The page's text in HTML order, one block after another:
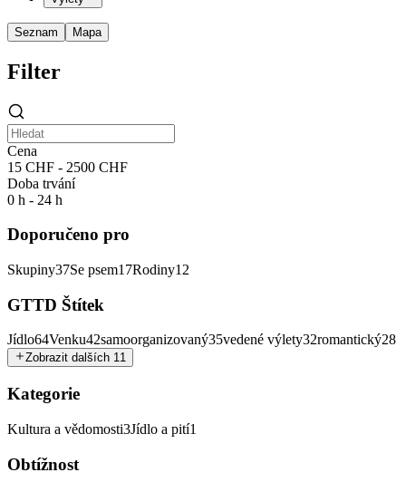
Seznam Mapa
Filter
Cena
15 CHF - 2500 CHF
Doba trvání
0 h - 24 h
Doporučeno pro
Skupiny37Se psem17Rodiny12
GTTD Štítek
Jídlo64Venku42samoorganizovaný35vedené výlety32romantický28
Zobrazit dalších 11
Kategorie
Kultura a vědomosti3Jídlo a pití1
Obtížnost